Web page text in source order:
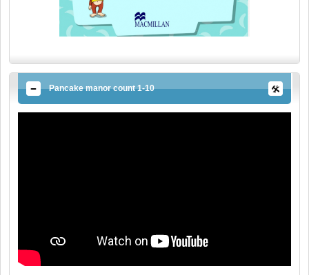
Pancake manor count 1-10